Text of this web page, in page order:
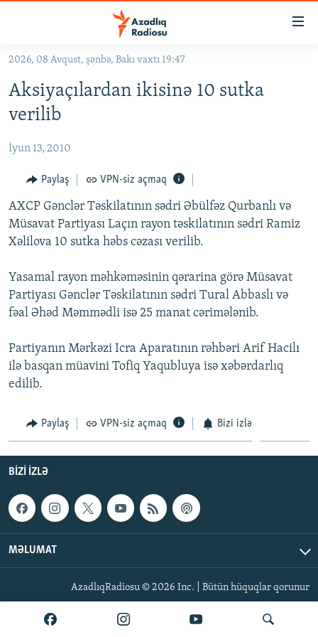
Əsas
qayıt
Əsas
qayıt
#İZAHLA
#ƏSLINDƏ
FƏRQƏ BAX
QANUNI DOĞRU
ARAŞDIRMA
VIDEO
FOTOQALEREYA
KARIKATURA
RADIO ARXIV
OXU ZALI
İSLAM VƏ DEMOKRATIYA
İZ - MƏDƏNIYYƏT PROQRAMI
HAQQIMIZDA
PEŞƏ ETIKASI VƏ JURNALISTIKA STANDARTLARIMIZ
MATERIALLARIMIZDAN ISTIFADƏ
BIZI IZLƏ
2026, 08 Avqust, şənbə, Bakı vaxtı 19:47
Aksiyaçılardan ikisinə 10 sutka
verilib
İyun 13, 2010
Paylaş VPN-siz açmaq
AXCP Gənclər Təskilatının sədri Əbülfəz Qurbanlı və
Müsavat Partiyası Laçın rayon təskilatının sədri Ramiz
Xəlilova 10 sutka həbs cəzası verilib.
Yasamal rayon məhkəməsinin qərarina görə Müsavat
Partiyası Gənclər Təskilatının sədri Tural Abbaslı və
fəal Əhəd Məmmədli isə 25 manat cərimələnib.
Partiyanın Mərkəzi Icra Aparatının rəhbəri Arif Hacilı
ilə basqan müavini Tofiq Yaqubluya isə xəbərdarlıq
edilib.
Paylaş VPN-siz açmaq Bizi izlə
BIZI IZLƏ
MƏLUMAT
AzadlıqRadiosu © 2026 Inc. | Bütün hüquqlar qorunur